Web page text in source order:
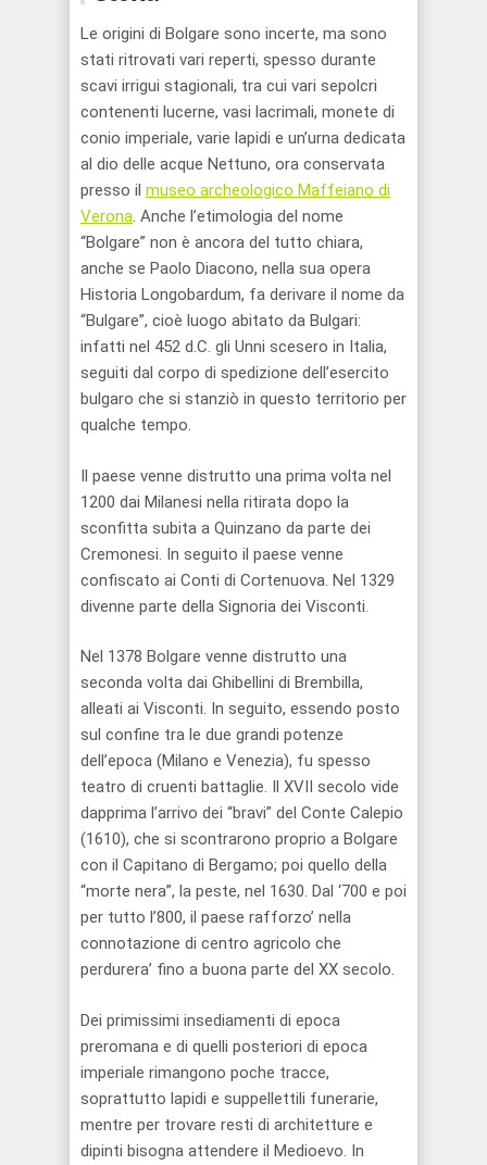
Le origini di Bolgare sono incerte, ma sono
stati ritrovati vari reperti, spesso durante
scavi irrigui stagionali, tra cui vari sepolcri
contenenti lucerne, vasi lacrimali, monete di
conio imperiale, varie lapidi e un’urna dedicata
al dio delle acque Nettuno, ora conservata
presso il museo archeologico Maffeiano di
Verona. Anche l’etimologia del nome
“Bolgare” non è ancora del tutto chiara,
anche se Paolo Diacono, nella sua opera
Historia Longobardum, fa derivare il nome da
“Bulgare”, cioè luogo abitato da Bulgari:
infatti nel 452 d.C. gli Unni scesero in Italia,
seguiti dal corpo di spedizione dell’esercito
bulgaro che si stanziò in questo territorio per
qualche tempo.
Il paese venne distrutto una prima volta nel
1200 dai Milanesi nella ritirata dopo la
sconfitta subita a Quinzano da parte dei
Cremonesi. In seguito il paese venne
confiscato ai Conti di Cortenuova. Nel 1329
divenne parte della Signoria dei Visconti.
Nel 1378 Bolgare venne distrutto una
seconda volta dai Ghibellini di Brembilla,
alleati ai Visconti. In seguito, essendo posto
sul confine tra le due grandi potenze
dell’epoca (Milano e Venezia), fu spesso
teatro di cruenti battaglie. Il XVII secolo vide
dapprima l’arrivo dei “bravi” del Conte Calepio
(1610), che si scontrarono proprio a Bolgare
con il Capitano di Bergamo; poi quello della
“morte nera”, la peste, nel 1630. Dal ‘700 e poi
per tutto l’800, il paese rafforzo’ nella
connotazione di centro agricolo che
perdurera’ fino a buona parte del XX secolo.
Dei primissimi insediamenti di epoca
preromana e di quelli posteriori di epoca
imperiale rimangono poche tracce,
soprattutto lapidi e suppellettili funerarie,
mentre per trovare resti di architetture e
dipinti bisogna attendere il Medioevo. In